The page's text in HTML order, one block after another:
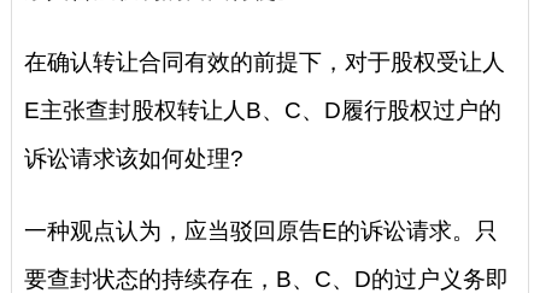
在确认转让合同有效的前提下，对于股权受让人
E主张查封股权转让人B、C、D履行股权过户的
诉讼请求该如何处理?
一种观点认为，应当驳回原告E的诉讼请求。只
要查封状态的持续存在，B、C、D的过户义务即